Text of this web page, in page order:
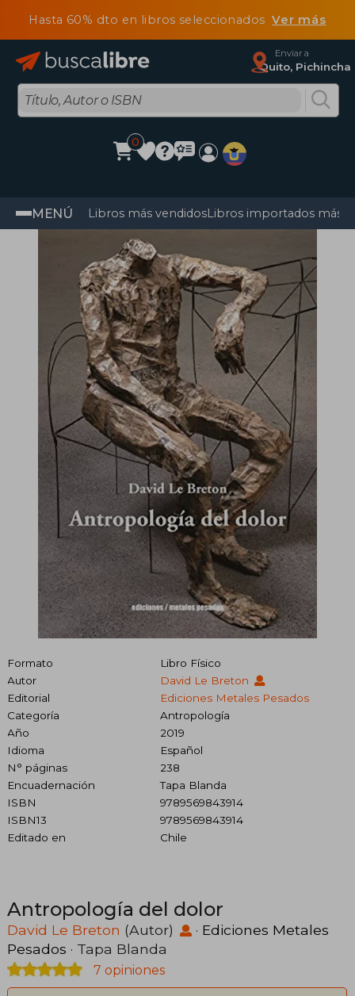
Hasta 60% dto en libros seleccionadosVer más
Enviar a
Quito, Pichincha
0
MENÚ Libros más vendidosLibros importados más
Formato
Libro Físico
Autor
David Le Breton
Editorial
Ediciones Metales Pesados
Categoría
Antropología
Año
2019
Idioma
Español
N° páginas
238
Encuadernación
Tapa Blanda
ISBN
9789569843914
ISBN13
9789569843914
Editado en
Chile
Antropología del dolor
David Le Breton (Autor) · Ediciones Metales
Pesados · Tapa Blanda
7 opiniones